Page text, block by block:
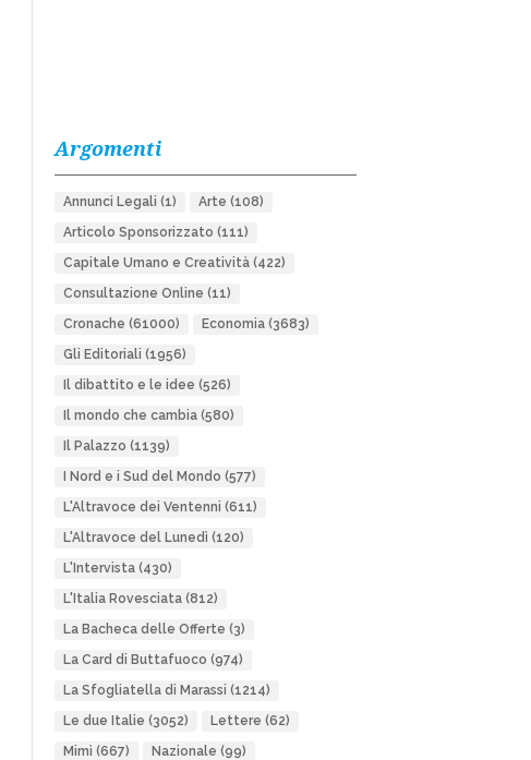
Argomenti
Annunci Legali (1) Arte (108)
Articolo Sponsorizzato (111)
Capitale Umano e Creatività(422)
Consultazione Online (11)
Cronache (61000) Economia(3683)
Gli Editoriali (1956)
Il dibattito e le idee (526)
Il mondo che cambia(580)
Il Palazzo (1139)
I Nord e i Sud del Mondo (577)
L'Altravoce dei Ventenni (611)
L'Altravoce del Lunedì (120)
L'Intervista(430)
L'Italia Rovesciata(812)
La Bacheca delle Offerte (3)
La Card di Buttafuoco (974)
La Sfogliatella di Marassi (1214)
Le due Italie (3052) Lettere (62)
Mimì (667) Nazionale (99)